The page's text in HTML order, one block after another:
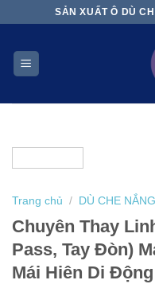
content
SẢN XUẤT Ô DÙ
Trang chủ / DÙ CHE
Chuyên Thay
Pass, Tay Đòn)
Mái Hiên Di